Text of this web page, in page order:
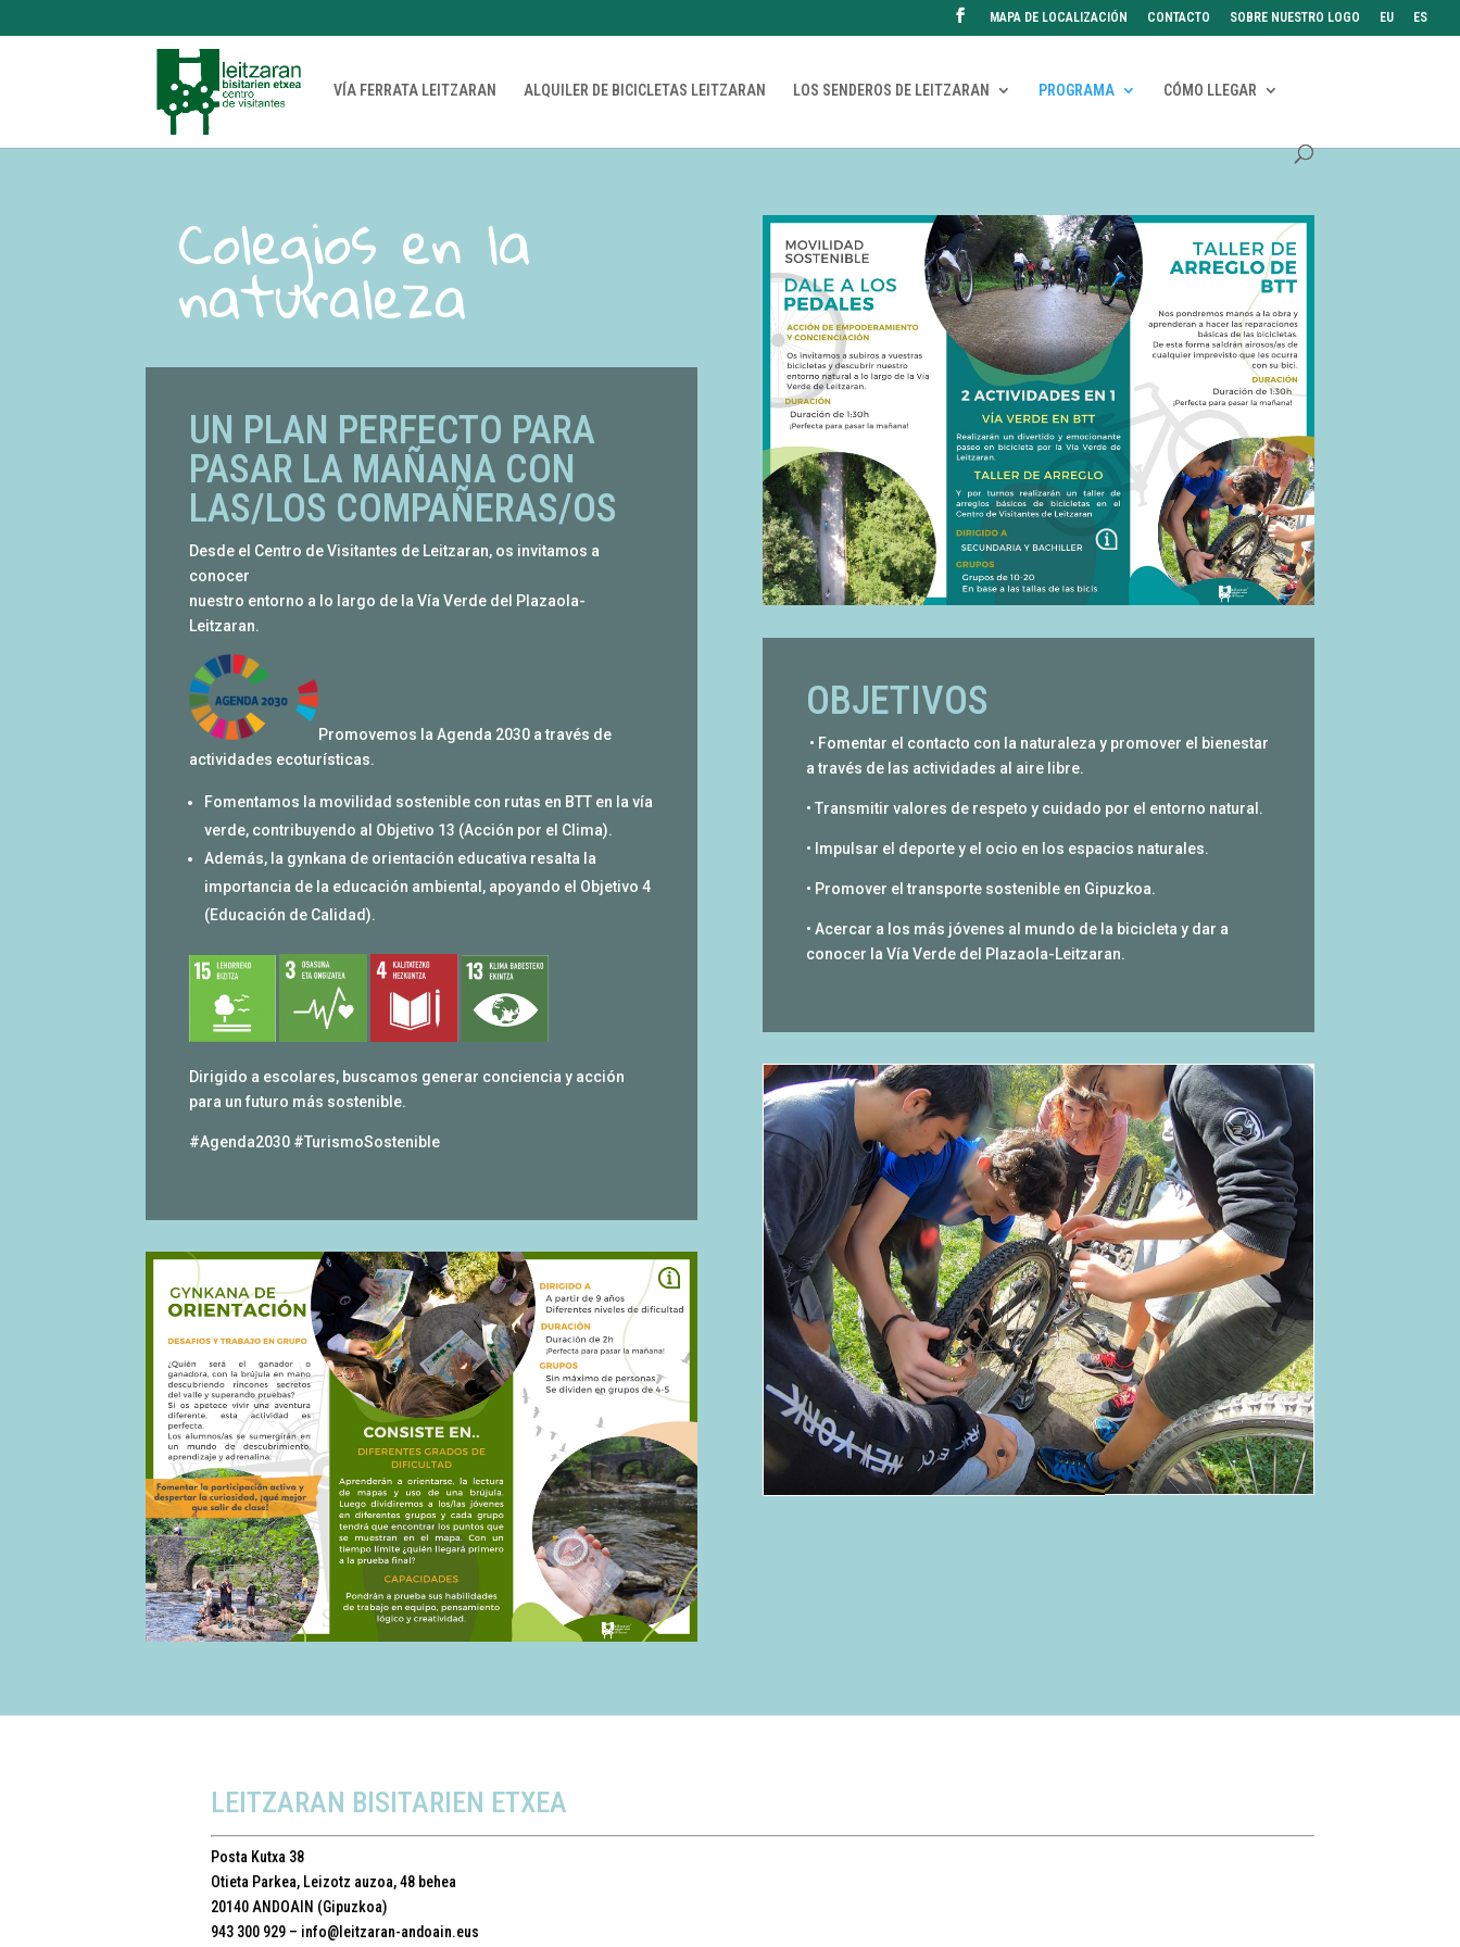
MAPA DE LOCALIZACIÓN CONTACTO SOBRE NUESTRO LOGO EU ES
VÍA FERRATA LEITZARAN ALQUILER DE BICICLETAS LEITZARAN LOS SENDEROS DE LEITZARAN PROGRAMA CÓMO LLEGAR
Colegios en la
naturaleza
UN PLAN PERFECTO PARA
PASAR LA MAÑANA CON
LAS/LOS COMPAÑERAS/OS
Desde el Centro de Visitantes de Leitzaran, os invitamos a
conocer
nuestro entorno a lo largo de la Vía Verde del Plazaola-
Leitzaran.
Promovemos la Agenda 2030 a través de
actividades ecoturísticas.
Fomentamos la movilidad sostenible con rutas en BTT en la vía
verde, contribuyendo al Objetivo 13 (Acción por el Clima).
Además, la gynkana de orientación educativa resalta la
importancia de la educación ambiental, apoyando el Objetivo 4
(Educación de Calidad).
Dirigido a escolares, buscamos generar conciencia y acción
para un futuro más sostenible.
#Agenda2030 #TurismoSostenible
OBJETIVOS
• Fomentar el contacto con la naturaleza y promover el bienestar
a través de las actividades al aire libre.
• Transmitir valores de respeto y cuidado por el entorno natural.
• Impulsar el deporte y el ocio en los espacios naturales.
• Promover el transporte sostenible en Gipuzkoa.
• Acercar a los más jóvenes al mundo de la bicicleta y dar a
conocer la Vía Verde del Plazaola-Leitzaran.
LEITZARAN BISITARIEN ETXEA
Posta Kutxa 38
Otieta Parkea, Leizotz auzoa, 48 behea
20140 ANDOAIN (Gipuzkoa)
943 300 929 – info@leitzaran-andoain.eus